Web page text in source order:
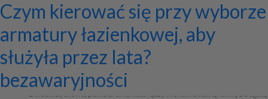
+ Dodaj firmę + Dodaj artykuł
Archiwa
Ekskluzywne ogrodzenia z
pałacowym rozmachem
Dwuskrzydłowa, pełna brama kuta łączy monumentalną formę z bogatą
Program do projektowania
wentylacji mechanicznej
Jak zaprojektować ścianę
telewizyjną, która pasuje do
całej aranżacji?
Systemy zamocowań dachów
płaskich i skośnych oraz lekkiej
obudowy firmy ETANCO
Dom z prefabrykatów opinie –
co naprawdę warto ocenić przed
budową?
Nowoczesne bramy przesuwne:
wyznaczniki trwałości,
bezpieczeństwa i
bezawaryjności
Jak dobrać maskownicę
karnisza? Praktyczny poradnik
Licznik Geigera w kontroli
materiałów budowlanych i
złomu
Jak ograniczyć ryzyko
przestojów przy pracy maszyn
geotechnicznych?
Czym kierować się przy wyborze
armatury łazienkowej, aby
służyła przez lata?